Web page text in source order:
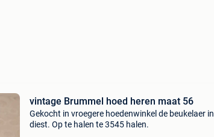
vintage Brummel hoed heren maat 56
Gekocht in vroegere hoedenwinkel de beukelaer in
diest. Op te halen te 3545 halen.